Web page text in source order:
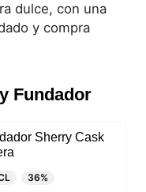
dulce, con una
y compra
Fundador
Sherry Cask
36%